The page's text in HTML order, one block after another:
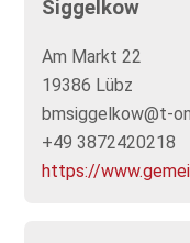
Siggelkow
Am Markt 22
19386 Lübz
bmsiggelkow@t-
+49 3872420218
https://